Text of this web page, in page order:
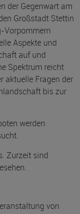
der Gegenwart am
Großstadt Stettin
Vorpommern
Aspekte und
auf und
Spektrum reicht
aktuelle Fragen der
bis zur
werden
Zurzeit sind
von